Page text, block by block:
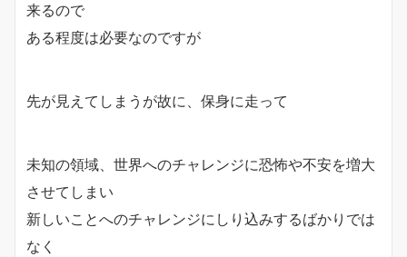
来るので
ある程度は必要なのですが
先が見えてしまうが故に、保身に走って
未知の領域、世界へのチャレンジに恐怖や不安を増大
させてしまい
新しいことへのチャレンジにしり込みするばかりでは
なく